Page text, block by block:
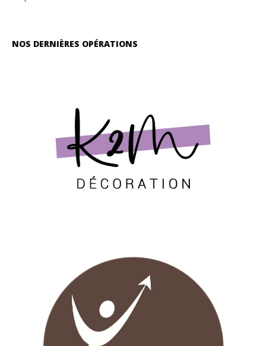
NOS DERNIÈRES OPÉRATIONS